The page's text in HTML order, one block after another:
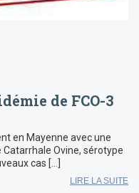
de FCO-3
en Mayenne avec une
Ovine, sérotype
cas […]
LIRE LA SUITE